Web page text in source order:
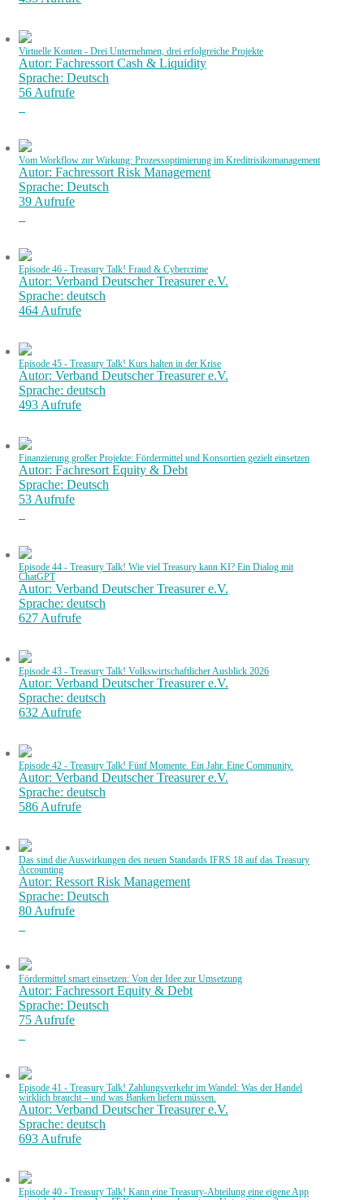
Virtuelle Konten - Drei Unternehmen, drei erfolgreiche Projekte
Autor: Fachressort Cash & Liquidity
Sprache: Deutsch
56 Aufrufe
Vom Workflow zur Wirkung: Prozessoptimierung im Kreditrisikomanagement
Autor: Fachressort Risk Management
Sprache: Deutsch
39 Aufrufe
Episode 46 - Treasury Talk! Fraud & Cybercrime
Autor: Verband Deutscher Treasurer e.V.
Sprache: deutsch
464 Aufrufe
Episode 45 - Treasury Talk! Kurs halten in der Krise
Autor: Verband Deutscher Treasurer e.V.
Sprache: deutsch
493 Aufrufe
Finanzierung großer Projekte: Fördermittel und Konsortien gezielt einsetzen
Autor: Fachresort Equity & Debt
Sprache: Deutsch
53 Aufrufe
Episode 44 - Treasury Talk! Wie viel Treasury kann KI? Ein Dialog mit
ChatGPT
Autor: Verband Deutscher Treasurer e.V.
Sprache: deutsch
627 Aufrufe
Episode 43 - Treasury Talk! Volkswirtschaftlicher Ausblick 2026
Autor: Verband Deutscher Treasurer e.V.
Sprache: deutsch
632 Aufrufe
Episode 42 - Treasury Talk! Fünf Momente. Ein Jahr. Eine Community.
Autor: Verband Deutscher Treasurer e.V.
Sprache: deutsch
586 Aufrufe
Das sind die Auswirkungen des neuen Standards IFRS 18 auf das Treasury
Accounting
Autor: Ressort Risk Management
Sprache: Deutsch
80 Aufrufe
Fördermittel smart einsetzen: Von der Idee zur Umsetzung
Autor: Fachressort Equity & Debt
Sprache: Deutsch
75 Aufrufe
Episode 41 - Treasury Talk! Zahlungsverkehr im Wandel: Was der Handel
wirklich braucht – und was Banken liefern müssen.
Autor: Verband Deutscher Treasurer e.V.
Sprache: deutsch
693 Aufrufe
Episode 40 - Treasury Talk! Kann eine Treasury-Abteilung eine eigene App